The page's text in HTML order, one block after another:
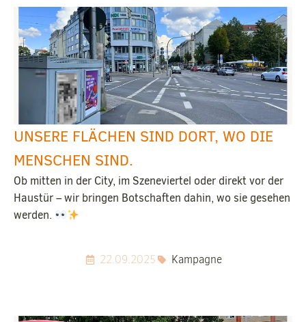
UNSERE FLÄCHEN SIND DORT, WO DIE
MENSCHEN SIND.
Ob mitten in der City, im Szeneviertel oder direkt vor der
Haustür – wir bringen Botschaften dahin, wo sie gesehen
werden.
22.09.2025 Kampagne